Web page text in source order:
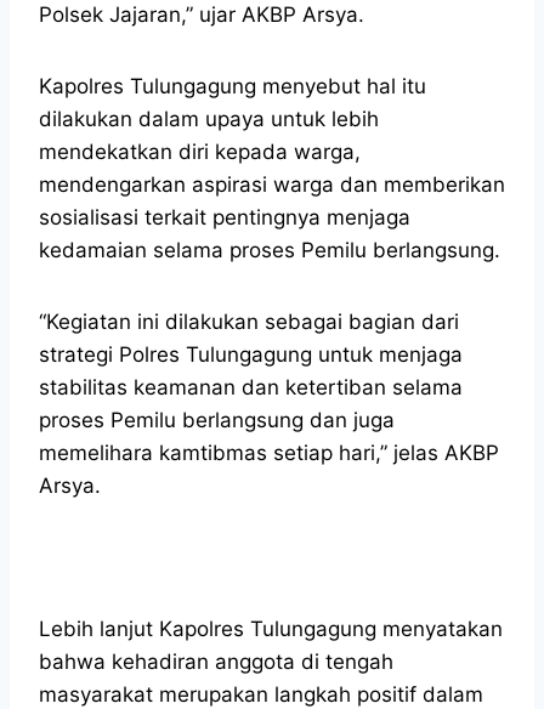
Polsek Jajaran,” ujar AKBP Arsya.
Kapolres Tulungagung menyebut hal itu
dilakukan dalam upaya untuk lebih
mendekatkan diri kepada warga,
mendengarkan aspirasi warga dan memberikan
sosialisasi terkait pentingnya menjaga
kedamaian selama proses Pemilu berlangsung.
“Kegiatan ini dilakukan sebagai bagian dari
strategi Polres Tulungagung untuk menjaga
stabilitas keamanan dan ketertiban selama
proses Pemilu berlangsung dan juga
memelihara kamtibmas setiap hari,” jelas AKBP
Arsya.
Lebih lanjut Kapolres Tulungagung menyatakan
bahwa kehadiran anggota di tengah
masyarakat merupakan langkah positif dalam